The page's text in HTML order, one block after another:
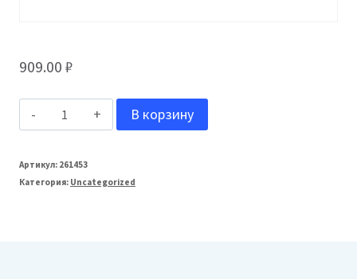
909.00 ₽
Количество
Stein_Rus
Плиты
В корзину
Артикул: 261453
Категория: Uncategorized